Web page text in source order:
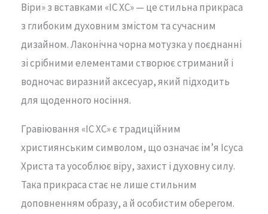
Віри» з вставками «IC XC» — це стильна прикраса
з глибоким духовним змістом та сучасним
дизайном. Лаконічна чорна мотузка у поєднанні
зі срібними елементами створює стриманий і
водночас виразний аксесуар, який підходить
для щоденного носіння.
Гравіювання «IC XC» є традиційним
християнським символом, що означає ім’я Ісуса
Христа та уособлює віру, захист і духовну силу.
Така прикраса стає не лише стильним
доповненням образу, а й особистим оберегом.